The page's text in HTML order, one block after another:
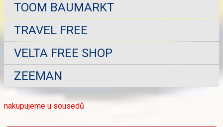
TOOM BAUMARKT
TRAVEL FREE
VELTA FREE SHOP
ZEEMAN
nakupujeme u sousedů